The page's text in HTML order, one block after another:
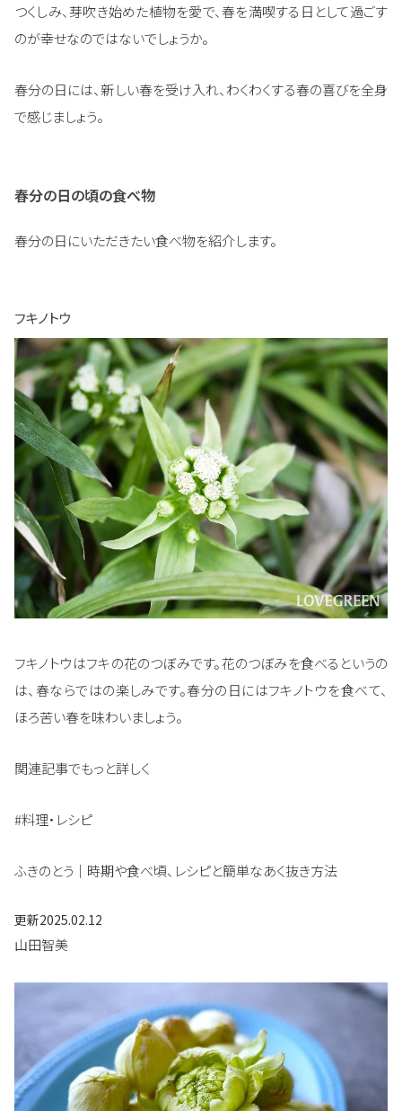
つくしみ、芽吹き始めた植物を愛で、春を満喫する日として過ごす
のが幸せなのではないでしょうか。
春分の日には、新しい春を受け入れ、わくわくする春の喜びを全身
で感じましょう。
春分の日の頃の食べ物
春分の日にいただきたい食べ物を紹介します。
フキノトウ
フキノトウはフキの花のつぼみです。花のつぼみを食べるというの
は、春ならではの楽しみです。春分の日にはフキノトウを食べて、
ほろ苦い春を味わいましょう。
関連記事でもっと詳しく
#料理・レシピ
ふきのとう｜時期や食べ頃、レシピと簡単なあく抜き方法
更新2025.02.12
山田智美